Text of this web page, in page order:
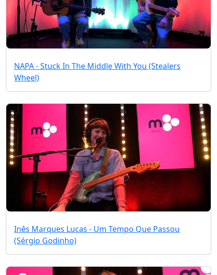
NAPA - Stuck In The Middle With You (Stealers
Wheel)
Inês Marques Lucas - Um Tempo Que Passou
(Sérgio Godinho)